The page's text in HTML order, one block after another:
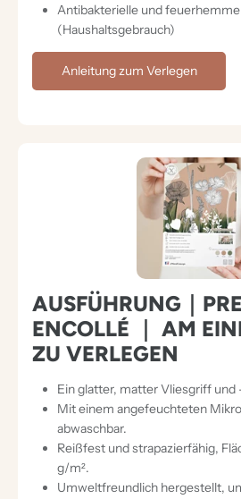
Antibakterielle und
(Haushaltsgebrauch)
Anleitung zum Verlegen
AUSFÜHRUNG｜
ENCOLLÉ ｜ AM
ZU VERLEGEN
Ein glatter, matter Vliesgriff und
Mit einem angefeuchteten
abwaschbar.
Reißfest und strapazierfähig,
g/m².
Umweltfreundlich hergestellt,